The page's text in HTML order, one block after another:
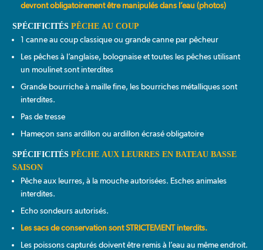
devront obligatoirement être manipulés dans l’eau (photos)
SPÉCIFICITÉS PÊCHE AU COUP
1 canne au coup classique ou grande canne par pêcheur
Les pêches à l’anglaise, bolognaise et toutes les pêches utilisant
un moulinet sont interdites
Grande bourriche à maille fine, les bourriches métalliques sont
interdites.
Pas de tresse
Hameçon sans ardillon ou ardillon écrasé obligatoire
SPÉCIFICITÉS PÊCHE AUX LEURRES EN BATEAU BASSE
SAISON
Pêche aux leurres, à la mouche autorisées. Esches animales
interdites.
Echo sondeurs autorisés.
Les sacs de conservation sont STRICTEMENT interdits.
Les poissons capturés doivent être remis à l’eau au même endroit.